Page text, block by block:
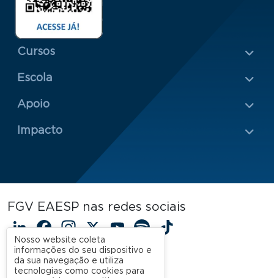
Menu Rodapé 1
Cursos
Escola
Rodapé 2
Apoio
Impacto
FGV EAESP nas redes sociais
LinkedIn
Facebook
Instagram
X YouTube
Spotify
Nosso website coleta
informações do seu dispositivo e
da sua navegação e utiliza
tecnologias como cookies para